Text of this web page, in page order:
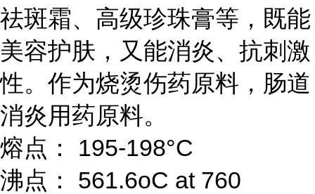
祛斑霜、高级珍珠膏等，既能
美容护肤，又能消炎、抗刺激
性。作为烧烫伤药原料，肠道
消炎用药原料。
熔点： 195-198°C
沸点： 561.6oC at 760